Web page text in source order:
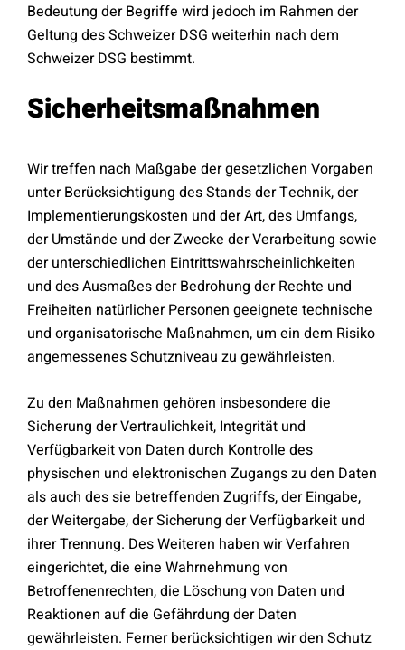
Bedeutung der Begriffe wird jedoch im Rahmen der
Geltung des Schweizer DSG weiterhin nach dem
Schweizer DSG bestimmt.
Sicherheitsmaßnahmen
Wir treffen nach Maßgabe der gesetzlichen Vorgaben
unter Berücksichtigung des Stands der Technik, der
Implementierungskosten und der Art, des Umfangs,
der Umstände und der Zwecke der Verarbeitung sowie
der unterschiedlichen Eintrittswahrscheinlichkeiten
und des Ausmaßes der Bedrohung der Rechte und
Freiheiten natürlicher Personen geeignete technische
und organisatorische Maßnahmen, um ein dem Risiko
angemessenes Schutzniveau zu gewährleisten.
Zu den Maßnahmen gehören insbesondere die
Sicherung der Vertraulichkeit, Integrität und
Verfügbarkeit von Daten durch Kontrolle des
physischen und elektronischen Zugangs zu den Daten
als auch des sie betreffenden Zugriffs, der Eingabe,
der Weitergabe, der Sicherung der Verfügbarkeit und
ihrer Trennung. Des Weiteren haben wir Verfahren
eingerichtet, die eine Wahrnehmung von
Betroffenenrechten, die Löschung von Daten und
Reaktionen auf die Gefährdung der Daten
gewährleisten. Ferner berücksichtigen wir den Schutz